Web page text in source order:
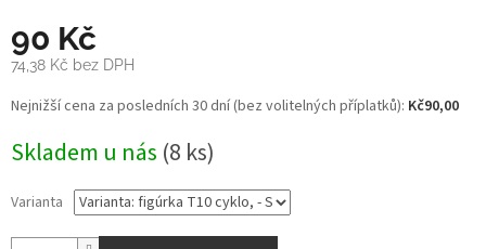
90 Kč
74,38 Kč bez DPH
Měrná
cena:
Nejnižší cena za posledních 30 dní (bez volitelných příplatků): Kč90,00
Skladem u nás (8 ks)
Varianta